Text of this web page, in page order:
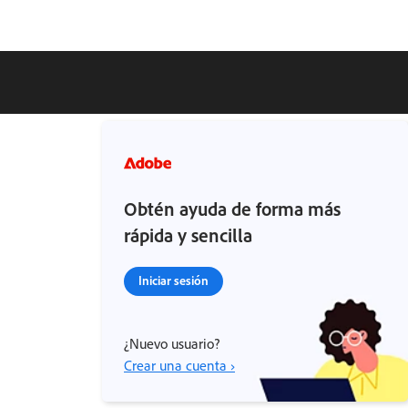
Obtén ayuda de forma más
rápida y sencilla
Iniciar sesión
¿Nuevo usuario?
Crear una cuenta ›